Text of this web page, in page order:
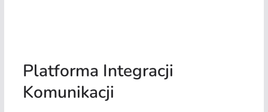
Platforma Integracji
Komunikacji